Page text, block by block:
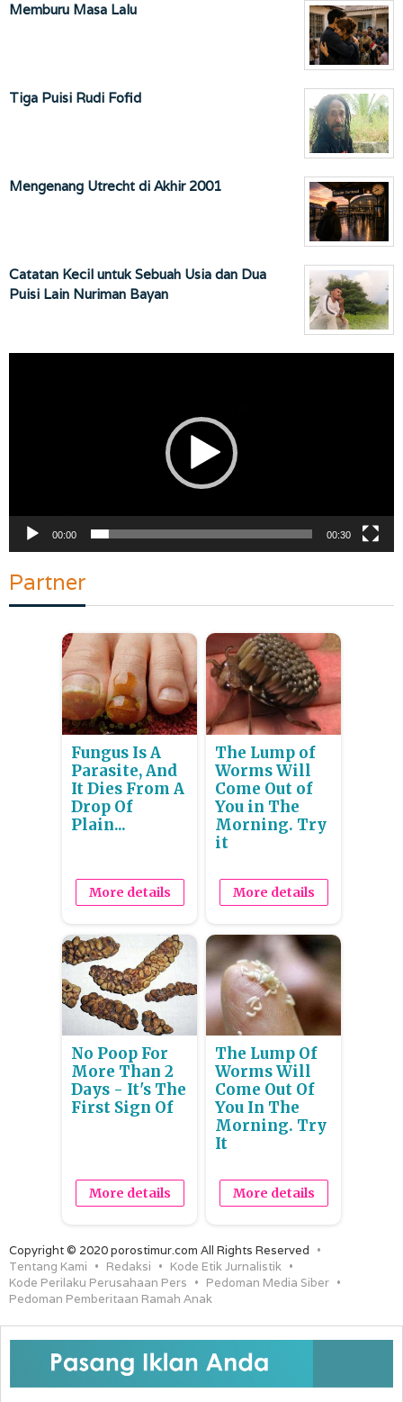
Memburu Masa Lalu
Tiga Puisi Rudi Fofid
Mengenang Utrecht di Akhir 2001
Catatan Kecil untuk Sebuah Usia dan Dua
Puisi Lain Nuriman Bayan
00:00 00:30
Partner
Fungus Is A
Parasite, And
It Dies From A
Drop Of
Plain...
More details
The Lump of
Worms Will
Come Out of
You in The
Morning. Try
it
More details
No Poop For
More Than 2
Days - It's The
First Sign Of
More details
The Lump Of
Worms Will
Come Out Of
You In The
Morning. Try
It
More details
Copyright © 2020 porostimur.com All Rights Reserved
Tentang Kami
Redaksi
Kode Etik Jurnalistik
Kode Perilaku Perusahaan Pers
Pedoman Media Siber
Pedoman Pemberitaan Ramah Anak